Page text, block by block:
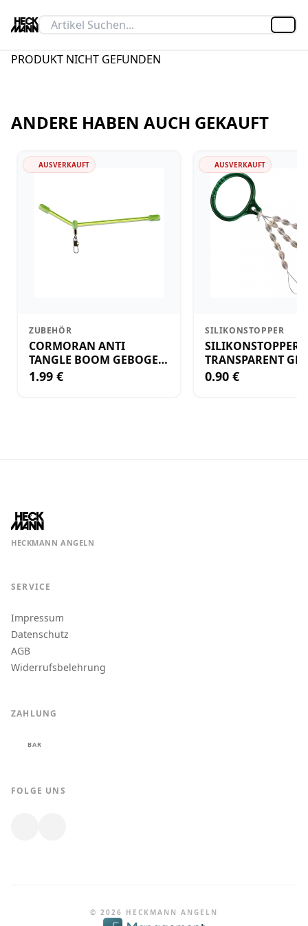
PRODUKT NICHT GEFUNDEN
ANDERE HABEN AUCH GEKAUFT
AUSVERKAUFT
ZUBEHÖR
CORMORAN ANTI
TANGLE BOOM GEBOGEN
12CM M.WIRBEL(PLASTIK)
1.99 €
AUSVERKAUFT
SILIKONSTOPPER
SILIKONSTOPPER
TRANSPARENT
KLEIN
0.90 €
HECKMANN ANGELN
SERVICE
Impressum
Datenschutz
AGB
Widerrufsbelehrung
ZAHLUNG
BAR
FOLGE UNS
© 2026 HECKMANN ANGELN